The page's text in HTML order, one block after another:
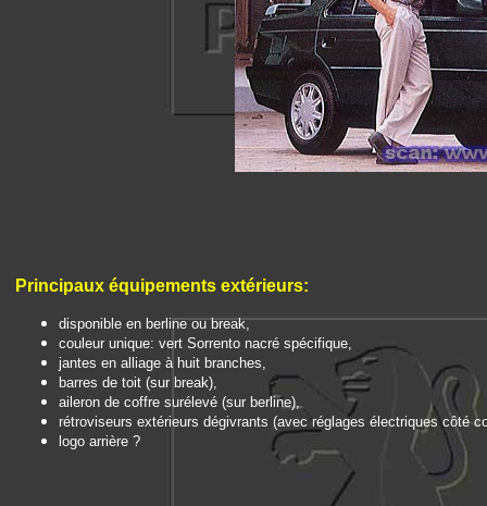
Principaux équipements extérieurs:
disponible en berline ou break,
couleur unique: vert Sorrento nacré spécifique,
jantes en alliage à huit branches,
barres de toit (sur break),
aileron de coffre surélevé (sur berline),
rétroviseurs extérieurs dégivrants (avec réglages électriques côté
logo arrière ?